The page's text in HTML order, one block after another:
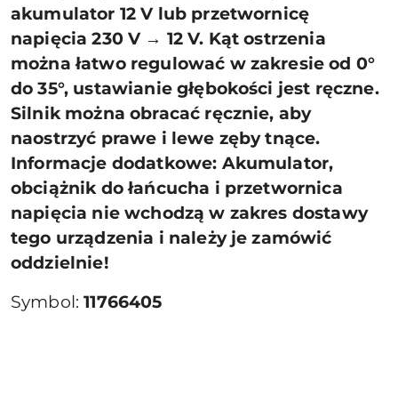
akumulator 12 V lub przetwornicę
napięcia 230 V → 12 V. Kąt ostrzenia
można łatwo regulować w zakresie od 0°
do 35°, ustawianie głębokości jest ręczne.
Silnik można obracać ręcznie, aby
naostrzyć prawe i lewe zęby tnące.
Informacje dodatkowe: Akumulator,
obciążnik do łańcucha i przetwornica
napięcia nie wchodzą w zakres dostawy
tego urządzenia i należy je zamówić
oddzielnie!
Symbol:11766405